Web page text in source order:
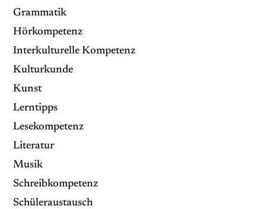
Grammatik
Hörkompetenz
Interkulturelle Kompetenz
Kulturkunde
Kunst
Lerntipps
Lesekompetenz
Literatur
Musik
Schreibkompetenz
Schüleraustausch